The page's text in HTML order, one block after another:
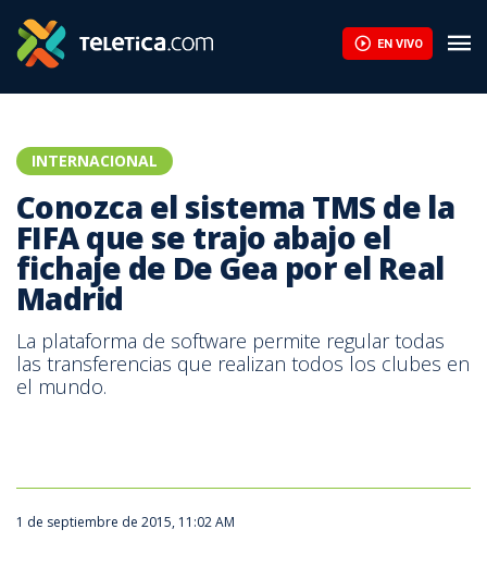
EN VIVO
INTERNACIONAL
Conozca el sistema TMS de la
FIFA que se trajo abajo el
fichaje de De Gea por el Real
Madrid
La plataforma de software permite regular todas
las transferencias que realizan todos los clubes en
el mundo.
1 de septiembre de 2015, 11:02 AM